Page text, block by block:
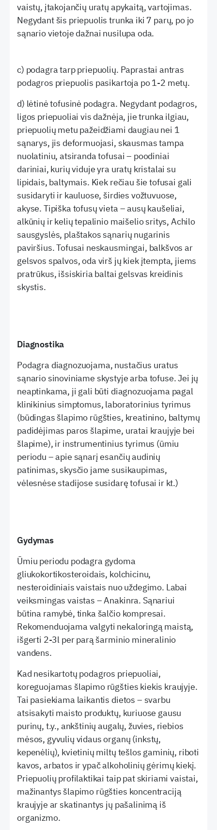
vaistų, įtakojančių uratų apykaitą, vartojimas.
Negydant šis priepuolis trunka iki 7 parų, po jo
sąnario vietoje dažnai nusilupa oda.
c) podagra tarp priepuolių. Paprastai antras
podagros priepuolis pasikartoja po 1-2 metų.
d) lėtinė tofusinė podagra. Negydant podagros,
ligos priepuoliai vis dažnėja, jie trunka ilgiau,
priepuolių metu pažeidžiami daugiau nei 1
sąnarys, jis deformuojasi, skausmas tampa
nuolatiniu, atsiranda tofusai – poodiniai
dariniai, kurių viduje yra uratų kristalai su
lipidais, baltymais. Kiek rečiau šie tofusai gali
susidaryti ir kauluose, širdies vožtuvuose,
akyse. Tipiška tofusų vieta – ausų kaušeliai,
alkūnių ir kelių tepalinio maišelio sritys, Achilo
sausgyslės, plaštakos sąnarių nugarinis
paviršius. Tofusai neskausmingai, balkšvos ar
gelsvos spalvos, oda virš jų kiek įtempta, jiems
pratrūkus, išsiskiria baltai gelsvas kreidinis
skystis.
Diagnostika
Podagra diagnozuojama, nustačius uratus
sąnario sinoviniame skystyje arba tofuse. Jei jų
neaptinkama, ji gali būti diagnozuojama pagal
klinikinius simptomus, laboratorinius tyrimus
(būdingas šlapimo rūgšties, kreatinino, baltymų
padidėjimas paros šlapime, uratai kraujyje bei
šlapime), ir instrumentinius tyrimus (ūmiu
periodu – apie sąnarį esančių audinių
patinimas, skysčio jame susikaupimas,
vėlesnėse stadijose susidarę tofusai ir kt.)
Gydymas
Ūmiu periodu podagra gydoma
gliukokortikosteroidais, kolchicinu,
nesteroidiniais vaistais nuo uždegimo. Labai
veiksmingas vaistas – Anakinra. Sąnariui
būtina ramybė, tinka šalčio kompresai.
Rekomenduojama valgyti nekaloringą maistą,
išgerti 2-3l per parą šarminio mineralinio
vandens.
Kad nesikartotų podagros priepuoliai,
koreguojamas šlapimo rūgšties kiekis kraujyje.
Tai pasiekiama laikantis dietos – svarbu
atsisakyti maisto produktų, kuriuose gausu
purinų, t.y., ankštinių augalų, žuvies, riebios
mėsos, gyvulių vidaus organų (inkstų,
kepenėlių), kvietinių miltų tešlos gaminių, riboti
kavos, arbatos ir ypač alkoholinių gėrimų kiekį.
Priepuolių profilaktikai taip pat skiriami vaistai,
mažinantys šlapimo rūgšties koncentraciją
kraujyje ar skatinantys jų pašalinimą iš
organizmo.